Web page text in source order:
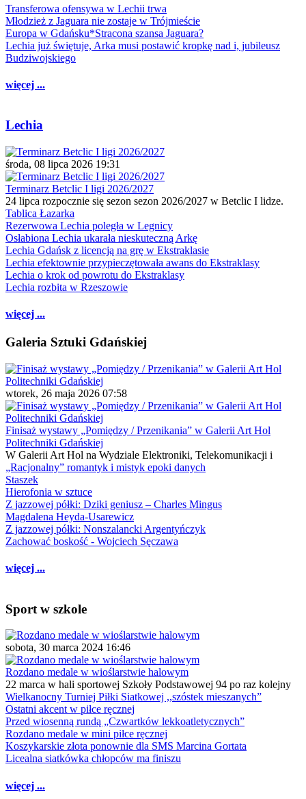
Transferowa ofensywa w Lechii trwa
Młodzież z Jaguara nie zostaje w Trójmieście
Europa w Gdańsku*Stracona szansa Jaguara?
Lechia już świętuje, Arka musi postawić kropkę nad i, jubileusz
Budziwojskiego
więcej ...
Lechia
środa, 08 lipca 2026 19:31
Terminarz Betclic I ligi 2026/2027
24 lipca rozpocznie się sezon sezon 2026/2027 w Betclic I lidze.
Tablica Łazarka
Rezerwowa Lechia poległa w Legnicy
Osłabiona Lechia ukarała nieskuteczną Arkę
Lechia Gdańsk z licencją na grę w Ekstraklasie
Lechia efektownie przypieczętowała awans do Ekstraklasy
Lechia o krok od powrotu do Ekstraklasy
Lechia rozbita w Rzeszowie
więcej ...
Galeria Sztuki Gdańskiej
wtorek, 26 maja 2026 07:58
Finisaż wystawy „Pomiędzy / Przenikania” w Galerii Art Hol
Politechniki Gdańskiej
W Galerii Art Hol na Wydziale Elektroniki, Telekomunikacji i
„Racjonalny” romantyk i mistyk epoki danych
Staszek
Hierofonia w sztuce
Z jazzowej półki: Dziki geniusz – Charles Mingus
Magdalena Heyda-Usarewicz
Z jazzowej półki: Nonszalancki Argentyńczyk
Zachować boskość - Wojciech Sęczawa
więcej ...
Sport w szkole
sobota, 30 marca 2024 16:46
Rozdano medale w wioślarstwie halowym
22 marca w hali sportowej Szkoły Podstawowej 94 po raz kolejny
Wielkanocny Turniej Piłki Siatkowej ,,szóstek mieszanych”
Ostatni akcent w piłce ręcznej
Przed wiosenną rundą „Czwartków lekkoatletycznych”
Rozdano medale w mini piłce ręcznej
Koszykarskie złota ponownie dla SMS Marcina Gortata
Licealna siatkówka chłopców ma finiszu
więcej ...